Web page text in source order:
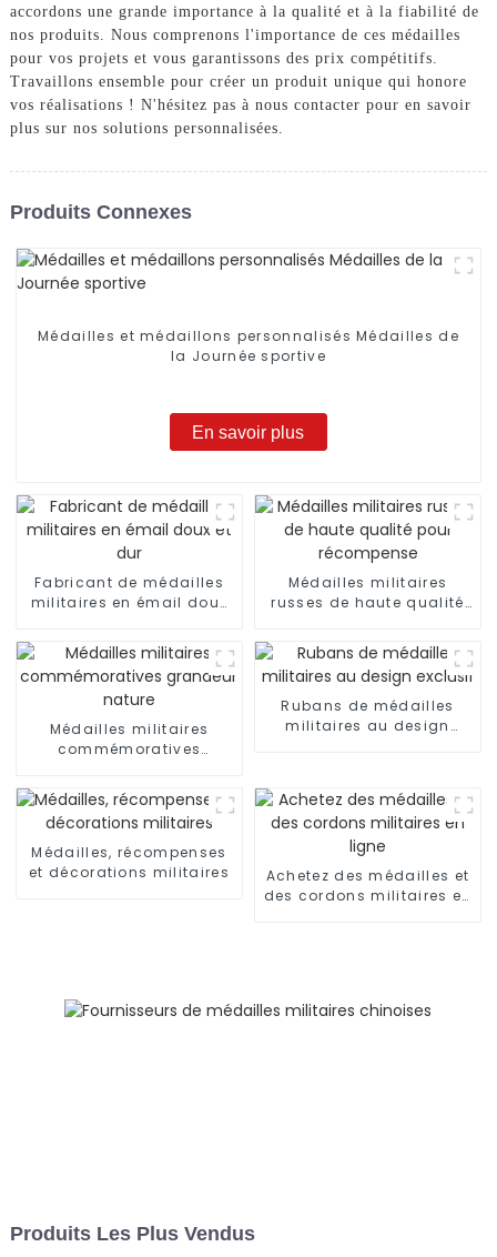
accordons une grande importance à la qualité et à la fiabilité de
nos produits. Nous comprenons l'importance de ces médailles
pour vos projets et vous garantissons des prix compétitifs.
Travaillons ensemble pour créer un produit unique qui honore
vos réalisations ! N'hésitez pas à nous contacter pour en savoir
plus sur nos solutions personnalisées.
Produits Connexes
Médailles et médaillons personnalisés Médailles de
la Journée sportive
En savoir plus
Fabricant de médailles
militaires en émail doux
Médailles militaires
russes de haute qualité
Médailles militaires
commémoratives
Rubans de médailles
militaires au design
Médailles, récompenses
et décorations militaires
Achetez des médailles et
des cordons militaires en
Produits Les Plus Vendus